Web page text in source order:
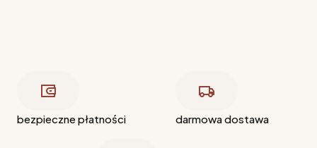
bezpieczne płatności darmowa dostawa